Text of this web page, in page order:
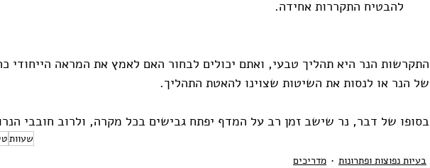
להבטיח התקררות אחידה.
התקרשות הנר היא תהליך טבעי, ואתם יכולים לבחור האם לאמץ את המראה הייחודי
של הנר או לנסות את השיטות שצוינו להאטת התהליך.
בסופו של דבר, נר שישב זמן רב על המדף יפתח גבישים בכל מקרה, ולרוב חובבי
שעוות
בעיות נפוצות ופתרונות
מדריכים